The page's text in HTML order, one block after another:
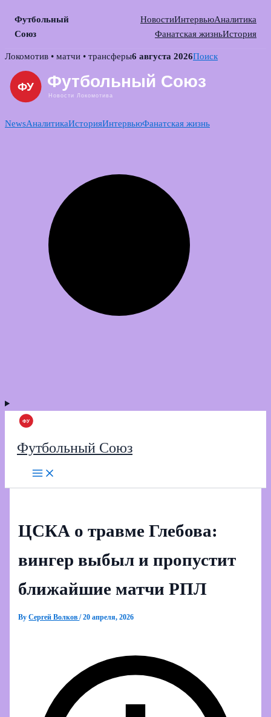
Футбольный
Союз
НовостиИнтервьюАналитика
Фанатская жизньИстория
Skip
content
Локомотив • матчи • трансферы6 августа 2026Поиск
NewsАналитикаИсторияИнтервьюФанатская жизнь
Футбольный Союз
ЦСКА о травме Глебова:
вингер выбыл и пропустит
ближайшие матчи РПЛ
ByСергей Волков/20 апреля, 2026